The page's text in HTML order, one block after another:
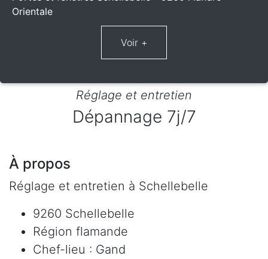
Orientale
Réglage et entretien
Dépannage 7j/7
À propos
Réglage et entretien à Schellebelle
9260 Schellebelle
Région flamande
Chef-lieu : Gand